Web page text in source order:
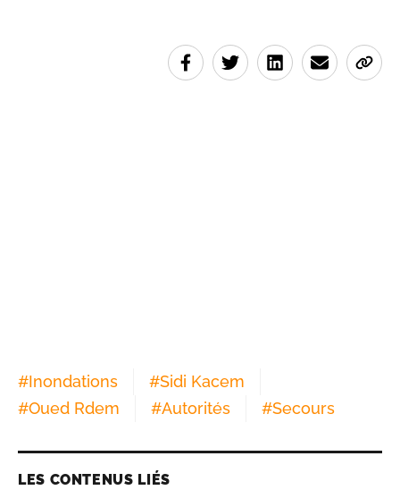
#Inondations #Sidi Kacem
#Oued Rdem #Autorités #Secours
LES CONTENUS LIÉS